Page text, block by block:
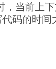
当前上
码的时间